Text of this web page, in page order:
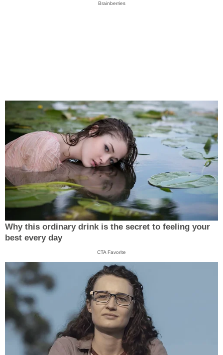
Brainberries
Why this ordinary drink is the secret to feeling your
best every day
CTA Favorite